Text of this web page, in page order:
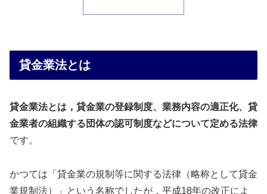
貸金業法とは
貸金業法とは，貸金業の登録制度、業務内容の適正化、貸
金業者の組織する団体の認可制度などについて定める法律
です。
かつては「貸金業の規制等に関する法律（略称として貸金
業規制法）」という名称でしたが，平成18年の改正によ